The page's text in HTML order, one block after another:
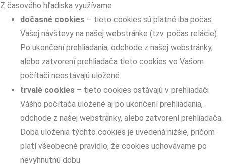
Z časového hľadiska využívame
dočasné cookies – tieto cookies sú platné iba počas
Vašej návštevy na našej webstránke (tzv. počas relácie).
Po ukončení prehliadania, odchode z našej webstránky,
alebo zatvorení prehliadača tieto cookies vo Vašom
počítači neostávajú uložené
trvalé cookies – tieto cookies ostávajú v prehliadači
Vášho počítača uložené aj po ukončení prehliadania,
odchode z našej webstránky, alebo zatvorení prehliadača.
Doba uloženia týchto cookies je uvedená nižšie, pričom
platí všeobecné pravidlo, že cookies uchovávame po
nevyhnutnú dobu